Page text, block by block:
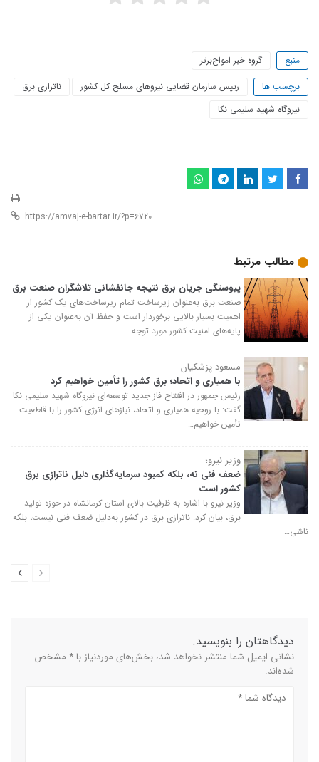
منبع
گروه خبر امواج‌برتر
برچسب ها
رییس سازمان قضایی نیرو‌های مسلح کل کشور
ناترازی برق
نیروگاه شهید سلیمی نکا
مطالب مرتبط
پیوستگی جریان برق نتیجه جانفشانی تلاشگران صنعت برق
صنعت برق به‌عنوان زیرساخت تمام زیرساخت‌های یک کشور از
اهمیت بسیار بالایی برخوردار است و حفظ آن به‌عنوان یکی از
پایه‌های امنیت کشور مورد توجه…
مسعود پزشکیان
با همیاری و اتحاد؛ برق کشور را تأمین خواهیم کرد ‌
رئیس جمهور در افتتاح فاز جدید توسعه‌ای نیروگاه شهید سلیمی نکا
گفت: با روحیه همیاری و اتحاد، نیازهای انرژی کشور را با قاطعیت
تأمین خواهیم…
وزیر نیرو؛
ضعف فنی نه، بلکه کمبود سرمایه‌گذاری دلیل ناترازی برق
کشور است
وزیر نیرو با اشاره به ظرفیت بالای استان کرمانشاه در حوزه تولید
برق، بیان کرد: ناترازی برق در کشور به‌دلیل ضعف فنی نیست، بلکه
ناشی…
دیدگاهتان را بنویسید.
نشانی ایمیل شما منتشر نخواهد شد، بخش‌های موردنیاز با * مشخص
شده‌اند.